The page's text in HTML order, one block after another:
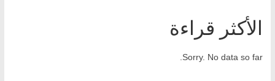
الأكثر قراءة
Sorry. No data so far.